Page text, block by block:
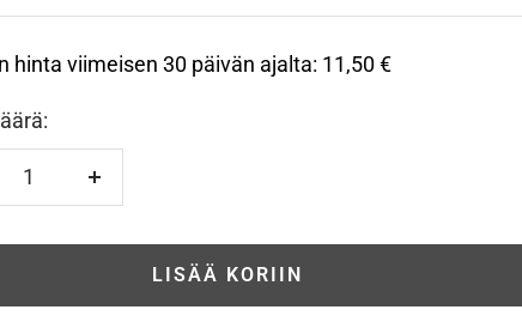
hinta viimeisen 30 päivän ajalta: 11,50 €
LISÄÄ KORIIN